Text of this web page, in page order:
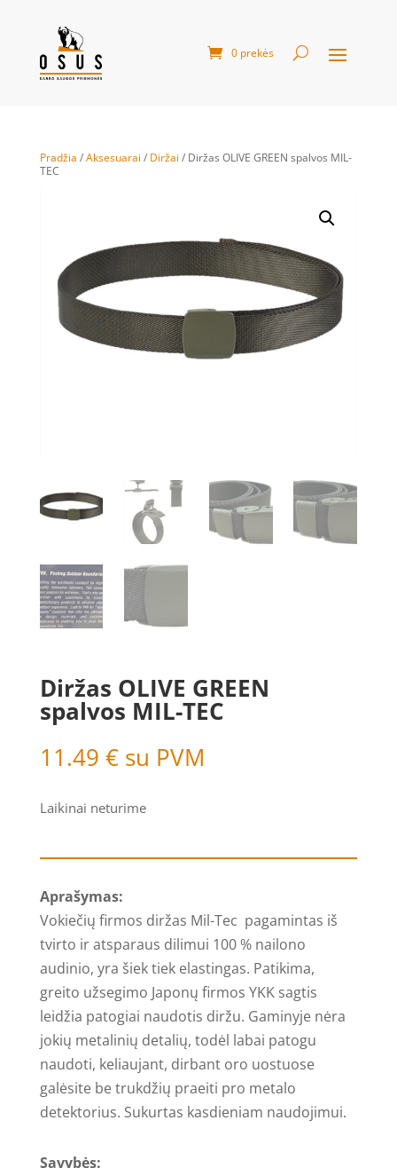
0 prekės
Pradžia /Aksesuarai / Diržai / Diržas OLIVE GREEN spalvos MIL-
TEC
Diržas OLIVE GREEN
spalvos MIL-TEC
11.49 € su PVM
Laikinai neturime
Aprašymas:
Vokiečių firmos diržas Mil-Tec pagamintas iš
tvirto ir atsparaus dilimui 100 % nailono
audinio, yra šiek tiek elastingas. Patikima,
greito užsegimo Japonų firmos YKK sagtis
leidžia patogiai naudotis diržu. Gaminyje nėra
jokių metalinių detalių, todėl labai patogu
naudoti, keliaujant, dirbant oro uostuose
galėsite be trukdžių praeiti pro metalo
detektorius. Sukurtas kasdieniam naudojimui.
Savybės: